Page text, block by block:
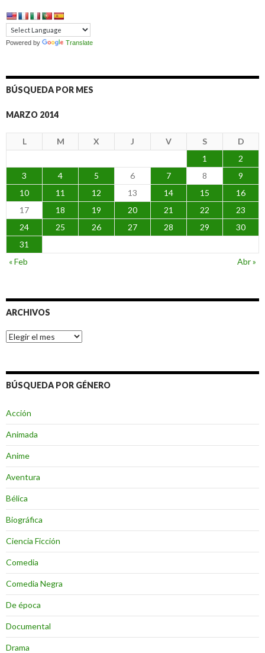
Powered by Translate
BÚSQUEDA POR MES
MARZO 2014
L M X J V S
D
1
2
3
4 5 6 7 8
9
10
11 12 13 14 15
16
17
18 19 20 21 22
23
24
25 26 27 28 29
30
31
« Feb
Abr »
ARCHIVOS
Archivos
BÚSQUEDA POR GÉNERO
Acción
Animada
Anime
Aventura
Bélica
Biográfica
Ciencia Ficción
Comedia
Comedia Negra
De época
Documental
Drama